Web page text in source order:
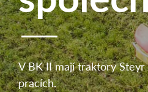
V BK II mají traktory
pracích.